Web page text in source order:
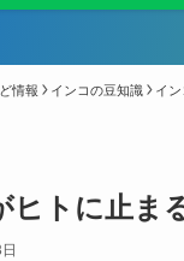
情報 インコの豆知識 イ
ヒトに止ま